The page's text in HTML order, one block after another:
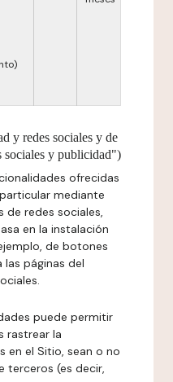
y redes sociales y de
sociales y publicidad")
ofrecidas
mediante
redes sociales,
en la instalación
de botones
páginas del
puede permitir
rastrear la
en el Sitio, sean o no
terceros (es decir,